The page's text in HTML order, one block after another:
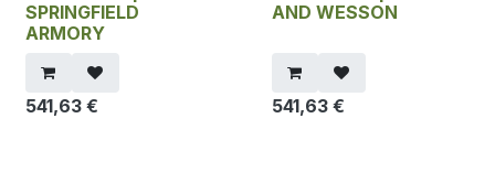
SPRINGFIELD
ARMORY
541,63 €
AND WESSON
541,63€